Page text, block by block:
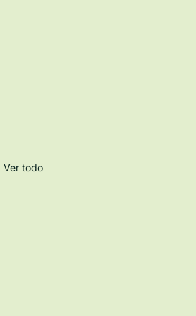
Ver todo